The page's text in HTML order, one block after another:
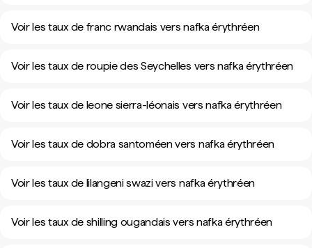
Voir les taux de franc rwandais vers nafka érythréen
Voir les taux de roupie des Seychelles vers nafka érythréen
Voir les taux de leone sierra-léonais vers nafka érythréen
Voir les taux de dobra santoméen vers nafka érythréen
Voir les taux de lilangeni swazi vers nafka érythréen
Voir les taux de shilling ougandais vers nafka érythréen